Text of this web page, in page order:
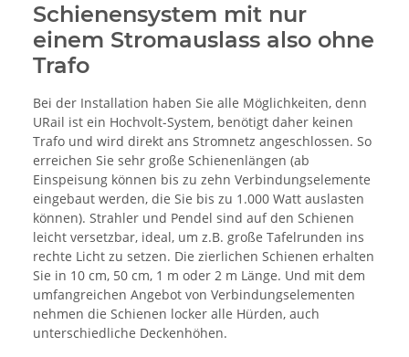
Schienensystem mit nur
einem Stromauslass also ohne
Trafo
Bei der Installation haben Sie alle Möglichkeiten, denn
URail ist ein Hochvolt-System, benötigt daher keinen
Trafo und wird direkt ans Stromnetz angeschlossen. So
erreichen Sie sehr große Schienenlängen (ab
Einspeisung können bis zu zehn Verbindungselemente
eingebaut werden, die Sie bis zu 1.000 Watt auslasten
können). Strahler und Pendel sind auf den Schienen
leicht versetzbar, ideal, um z.B. große Tafelrunden ins
rechte Licht zu setzen. Die zierlichen Schienen erhalten
Sie in 10 cm, 50 cm, 1 m oder 2 m Länge. Und mit dem
umfangreichen Angebot von Verbindungselementen
nehmen die Schienen locker alle Hürden, auch
unterschiedliche Deckenhöhen.